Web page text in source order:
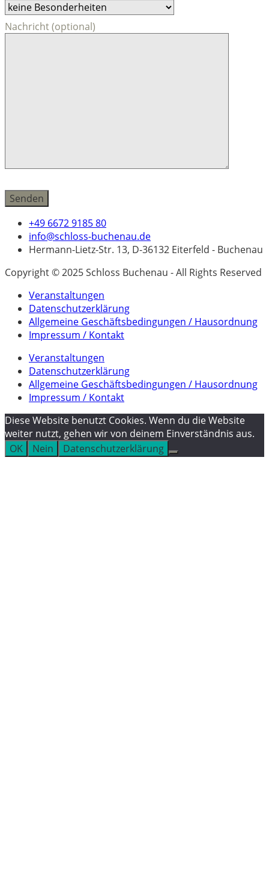
Nachricht (optional)
+49 6672 9185 80
info@schloss-buchenau.de
Hermann-Lietz-Str. 13, D-36132 Eiterfeld - Buchenau
Copyright © 2025 Schloss Buchenau - All Rights Reserved
Veranstaltungen
Datenschutzerklärung
Allgemeine Geschäftsbedingungen / Hausordnung
Impressum / Kontakt
Veranstaltungen
Datenschutzerklärung
Allgemeine Geschäftsbedingungen / Hausordnung
Impressum / Kontakt
Diese Website benutzt Cookies. Wenn du die Website
weiter nutzt, gehen wir von deinem Einverständnis aus.
OK
Nein Datenschutzerklärung